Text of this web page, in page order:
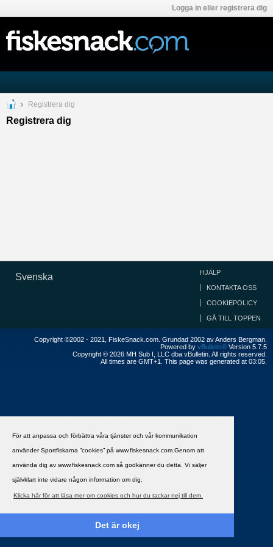
För att anpassa och förbättra våra tjänster och vår kommunikation
använder Sportfiskarna ”cookies” på www.fiskesnack.com.Genom att
använda dig av www.fiskesnack.com så godkänner du detta. Vi säljer
självklart inte vidare någon information om dig.
Klicka här för att läsa mer om cookies och hur du tackar nej till dem.
Det är okej
Logga in eller registrera dig
Registrera dig
Registrera dig
Svenska HJÄLP
KONTAKTA OSS
COOKIEPOLICY
GÅ TILL TOPPEN
Copyright ©2002 - 2021, FiskeSnack.com. Grundad 2002 av Anders Bergman.
Powered by vBulletin® Version 5.7.5
Copyright © 2026 MH Sub I, LLC dba vBulletin. All rights reserved.
All times are GMT+1. This page was generated at 03:05.